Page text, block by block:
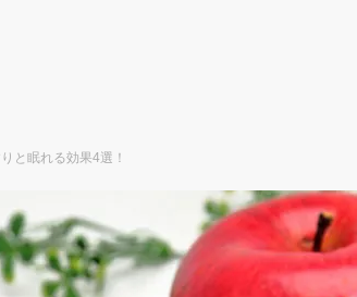
と眠れる効果4選！